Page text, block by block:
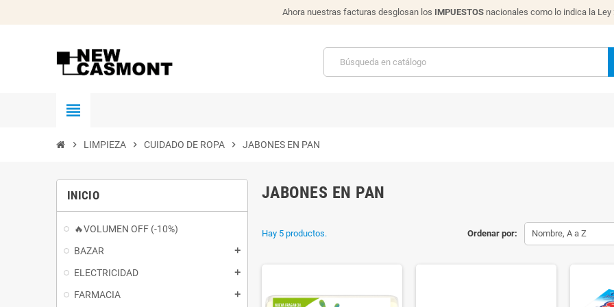
Ahora nuestras facturas desglosan los IMPUESTOSnacionales como lo indica la Ley
view_headline
chevron_right LIMPIEZA chevron_right CUIDADO DE ROPA chevron_right JABONES EN PAN
INICIO
🔥VOLUMEN OFF (-10%)
BAZAR
add
ELECTRICIDAD add
FARMACIA add
JABONES EN PAN
Ordenar por: Nombre, A a Z
Hay 5 productos.